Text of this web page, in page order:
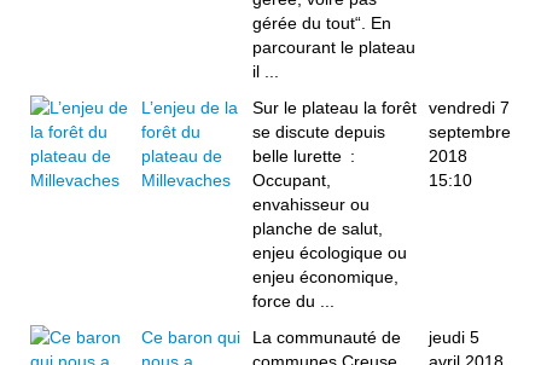
gérée du tout“. En
parcourant le plateau
il ...
L’enjeu de la
forêt du
plateau de
Millevaches
Sur le plateau la forêt
se discute depuis
belle lurette :
Occupant,
envahisseur ou
planche de salut,
enjeu écologique ou
enjeu économique,
force du ...
vendredi 7
septembre
2018
15:10
Ce baron qui
La communauté de
jeudi 5